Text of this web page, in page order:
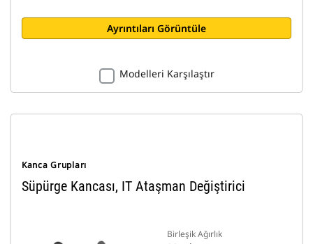
Ayrıntıları Görüntüle
Modelleri Karşılaştır
Kanca Grupları
Süpürge Kancası, IT Ataşman Değiştirici
Birleşik Ağırlık